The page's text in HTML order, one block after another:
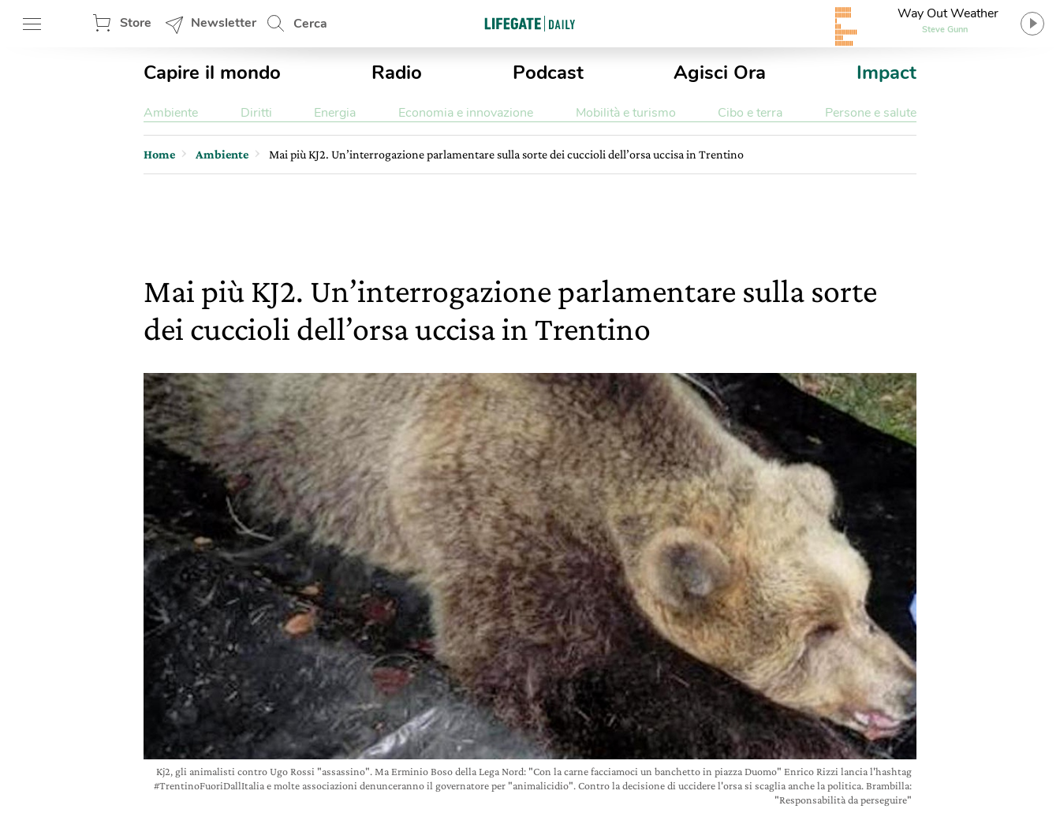
Store Newsletter Cerca
Way Out Weather
Steve Gunn
Capire il mondo Radio Podcast Agisci Ora Impact
Ambiente Diritti Energia Economia e innovazione Mobilità e turismo Cibo e terra Persone e salute
Home Ambiente Mai più KJ2. Un’interrogazione parlamentare sulla sorte dei cuccioli dell’orsa uccisa in Trentino
Mai più KJ2. Un’interrogazione parlamentare sulla sorte
dei cuccioli dell’orsa uccisa in Trentino
Kj2, gli animalisti contro Ugo Rossi "assassino". Ma Erminio Boso della Lega Nord: "Con la carne facciamoci un banchetto in piazza Duomo" Enrico Rizzi lancia l'hashtag
#TrentinoFuoriDallItalia e molte associazioni denunceranno il governatore per "animalicidio". Contro la decisione di uccidere l'orsa si scaglia anche la politica. Brambilla:
"Responsabilità da perseguire"